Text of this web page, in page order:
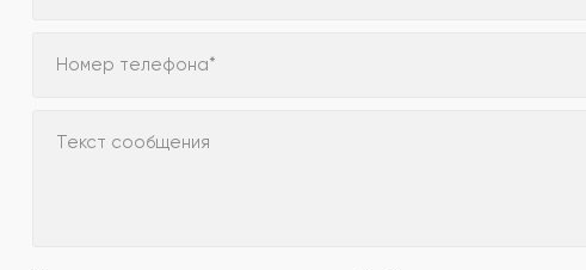
Номер телефона*
Текст сообщения